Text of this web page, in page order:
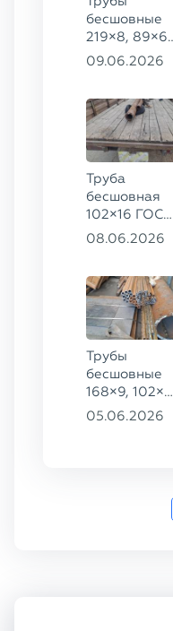
бесшовные
219×8, 89×6,
38×4 ГОСТ
14-3Р-55-
2001 сталь
12Х1МФ
09.06.2026
Труба
бесшовная
102×16 ГОСТ
8732-78, ст.
08.06.2026
Трубы
бесшовные
168×9, 102×4,
102×16,
05.06.2026